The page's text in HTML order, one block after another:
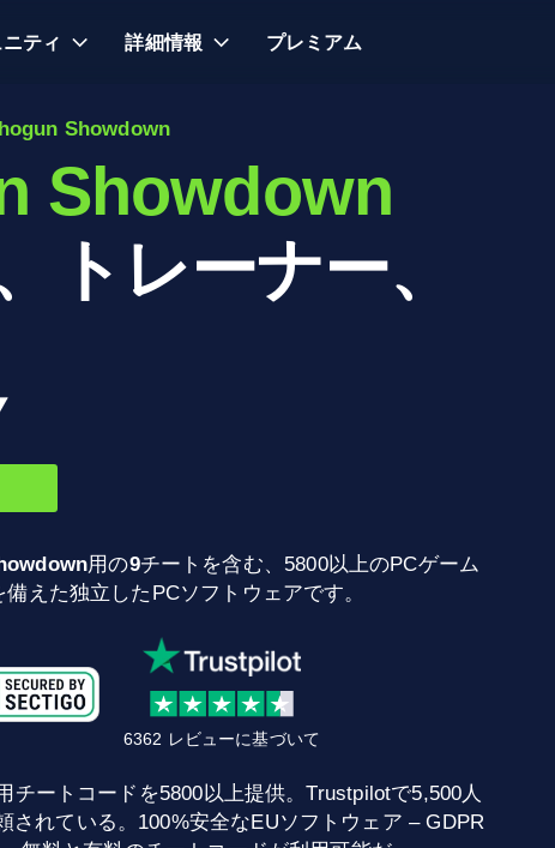
ティ 詳細情報 プレミアム
Showdown
Showdown
トレーナー、
用の9チートを含む、5800以上のPCゲーム
えた独立したPCソフトウェアです。
6362 レビューに基づいて
チートコードを5800以上提供。Trustpilotで5,500人
されている。100%安全なEUソフトウェア – GDPR